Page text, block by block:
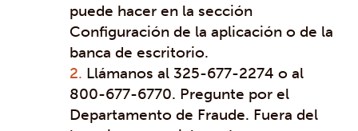
puede hacer en la sección
Configuración de la aplicación o de la
banca de escritorio.
Llámanos al 325-677-2274 o al
800-677-6770. Pregunte por el
Departamento de Fraude. Fuera del